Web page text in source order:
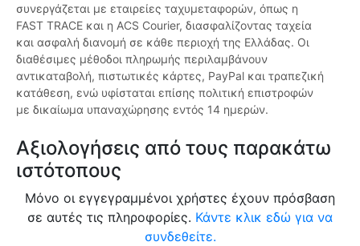
συνεργάζεται με εταιρείες ταχυμεταφορών, όπως η
FAST TRACE και η ACS Courier, διασφαλίζοντας ταχεία
και ασφαλή διανομή σε κάθε περιοχή της Ελλάδας. Οι
διαθέσιμες μέθοδοι πληρωμής περιλαμβάνουν
αντικαταβολή, πιστωτικές κάρτες, PayPal και τραπεζική
κατάθεση, ενώ υφίσταται επίσης πολιτική επιστροφών
με δικαίωμα υπαναχώρησης εντός 14 ημερών.
Αξιολογήσεις από τους παρακάτω
ιστότοπους
Μόνο οι εγγεγραμμένοι χρήστες έχουν πρόσβαση
σε αυτές τις πληροφορίες. Κάντε κλικ εδώ για να
συνδεθείτε.